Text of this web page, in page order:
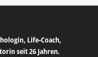
Life-Coach,
seit 26 Jahren.